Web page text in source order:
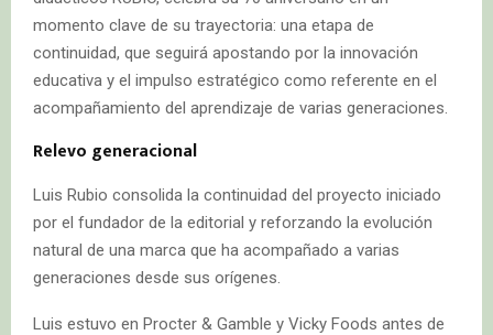
momento clave de su trayectoria: una etapa de
continuidad, que seguirá apostando por la innovación
educativa y el impulso estratégico como referente en el
acompañamiento del aprendizaje de varias generaciones.
Relevo generacional
Luis Rubio consolida la continuidad del proyecto iniciado
por el fundador de la editorial y reforzando la evolución
natural de una marca que ha acompañado a varias
generaciones desde sus orígenes.
Luis estuvo en Procter & Gamble y Vicky Foods antes de